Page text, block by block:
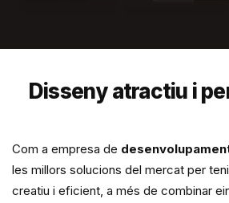
Disseny atractiu i
Com a empresa de
les millors solucions del mercat per
creatiu i eficient, a més de combinar